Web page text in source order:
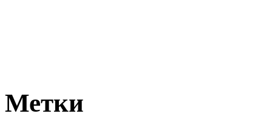
Метки